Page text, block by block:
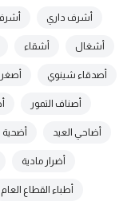
أشرف داري
أشغال أشقاء
أصدقاء شينوي
أصناف التمور
أضاحي العيد أضحية
أضرار مادية
أطباء القطاع العام